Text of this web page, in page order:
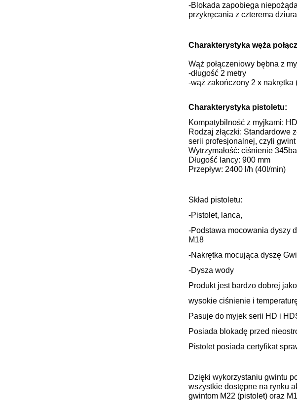
-Blokada zapobiega
przykręcania z czterema
Charakterystyka węża
Wąż połączeniowy bębna z
-długość 2 metry
-wąż zakończony 2 x nakrętka
Charakterystyka pistoletu:
Kompatybilność z myjkami:
Rodzaj złączki: Standardowe
serii profesjonalnej, czyli gwint
Wytrzymałość: ciśnienie
Długość lancy: 900 mm
Przepływ: 2400 l/h (40l/min)
Skład pistoletu:
-Pistolet, lanca,
-Podstawa mocowania dyszy
M18
-Nakrętka mocująca dyszę
-Dysza wody
Produkt jest bardzo dobrej
wysokie ciśnienie i
Pasuje do myjek serii HD i
Posiada blokadę przed
Pistolet posiada certyfikat
Dzięki wykorzystaniu gwintu
wszystkie dostępne na rynku
gwintom M22 (pistolet) oraz